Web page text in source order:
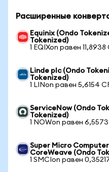
Расширенные
Equinix (Ondo
Tokenized)
1 EQIXon равен 11,8938
Linde plc (Ondo
Tokenized)
1 LINon равен 5,6154
ServiceNow (Ondo
Tokenized)
1 NOWon равен
Super Micro
CoreWeave (Ondo
1 SMCIon равен